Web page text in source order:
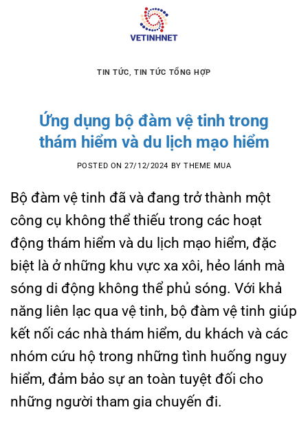
TIN TỨC,TIN TỨC TỔNG HỢP
Ứng dụng bộ đàm vệ tinh trong
thám hiểm và du lịch mạo hiểm
POSTED ON27/12/2024 BYTHEME MUA
Bộ đàm vệ tinh đã và đang trở thành một
công cụ không thể thiếu trong các hoạt
động thám hiểm và du lịch mạo hiểm, đặc
biệt là ở những khu vực xa xôi, hẻo lánh mà
sóng di động không thể phủ sóng. Với khả
năng liên lạc qua vệ tinh, bộ đàm vệ tinh giúp
kết nối các nhà thám hiểm, du khách và các
nhóm cứu hộ trong những tình huống nguy
hiểm, đảm bảo sự an toàn tuyệt đối cho
những người tham gia chuyến đi.